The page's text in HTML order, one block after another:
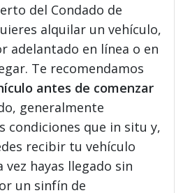
del Condado de
alquilar un vehículo,
adelantado en línea o en
Te recomendamos
antes de comenzar
generalmente
condiciones que in situ y,
recibir tu vehículo
hayas llegado sin
un sinfín de